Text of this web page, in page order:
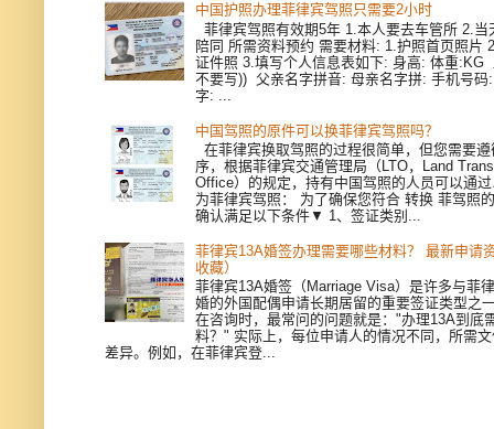
中国护照办理菲律宾驾照只需要2小时
菲律宾驾照有效期5年 1.本人要去车管所 2.当
陪同 所需资料预约 需要材料: 1.护照首页照片
证件照 3.填写个人信息表如下: 身高: 体重:KG
不要写)) 父亲名字拼音: 母亲名字拼: 手机号码
字: ...
中国驾照的原件可以换菲律宾驾照吗？
在菲律宾换取驾照的过程很简单，但您需要
序，根据菲律宾交通管理局（LTO，Land
Office）的规定，持有中国驾照的人员可以通
为菲律宾驾照： 为了确保您符合 转换 菲驾照
确认满足以下条件▼ 1、签证类别...
菲律宾13A婚签办理需要哪些材料？ 最新申请
收藏）
菲律宾13A婚签（Marriage Visa）是许多与菲
婚的外国配偶申请长期居留的重要签证类型之
在咨询时，最常问的问题就是："办理13A到底
料？" 实际上，每位申请人的情况不同，所需
差异。例如，在菲律宾登...